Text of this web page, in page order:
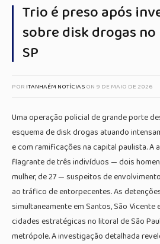
Trio é preso após
sobre disk drogas
SP
POR ITANHAÉM NOTÍCIASON 9 DE MAIO DE 2026
Uma operação policial de grande porte
esquema de disk drogas atuando
e com ramificações na capital paulista. A
flagrante de três indivíduos — dois
mulher, de 27 — suspeitos de
ao tráfico de entorpecentes. As
simultaneamente em Santos, São Vicente
cidades estratégicas no litoral de São
metrópole. A investigação detalhada